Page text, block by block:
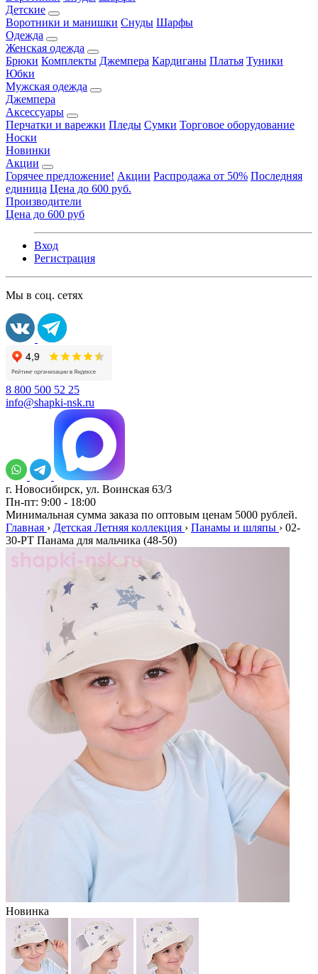
Детские
Воротники и манишки Снуды Шарфы
Одежда
Женская одежда
Брюки Комплекты Джемпера Кардиганы Платья Туники
Юбки
Мужская одежда
Джемпера
Аксессуары
Перчатки и варежки Пледы Сумки Торговое оборудование
Носки
Новинки
Акции
Горячее предложение! Акции Распродажа от 50% Последняя
единица Цена до 600 руб.
Производители
Цена до 600 руб
Вход
Регистрация
Мы в соц. сетях
8 800 500 52 25
info@shapki-nsk.ru
г. Новосибирск, ул. Воинская 63/3
Пн-пт: 9:00 - 18:00
Минимальная сумма заказа по оптовым ценам 5000 рублей.
Главная › Детская Летняя коллекция › Панамы и шляпы › 02-
30-PT Панама для мальчика (48-50)
Новинка